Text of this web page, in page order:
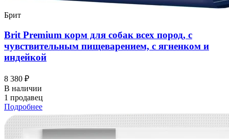
Брит
Brit Premium корм для собак всех пород, с
чувствительным пищеварением, с ягненком и
индейкой
8 380 ₽
В наличии
1 продавец
Подробнее